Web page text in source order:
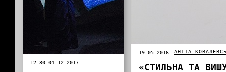
19.05.2016 АНІТА
«СТИЛЬНА ТА
12:30 04.12.2017